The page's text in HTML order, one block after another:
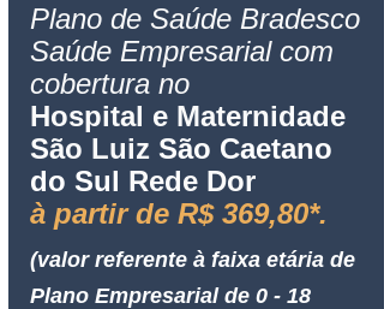
Plano de Saúde Bradesco
Saúde Empresarial com
cobertura no
Hospital e Maternidade
São Luiz São Caetano
do Sul Rede Dor
à partir de R$ 369,80*.
(valor referente à faixa etária de
Plano Empresarial de 0 - 18